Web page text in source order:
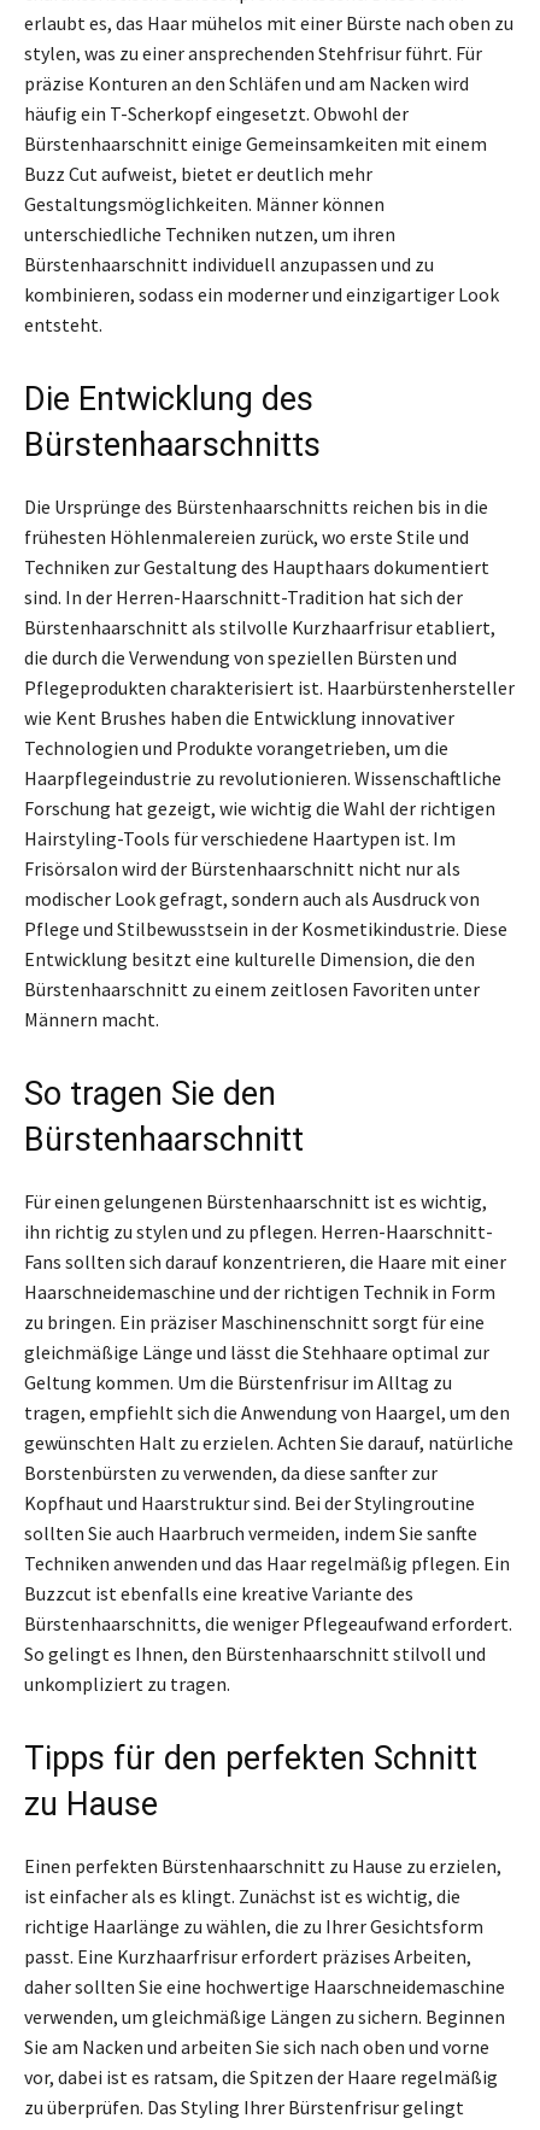
erlaubt es, das Haar mühelos mit einer Bürste nach oben zu
stylen, was zu einer ansprechenden Stehfrisur führt. Für
präzise Konturen an den Schläfen und am Nacken wird
häufig ein T-Scherkopf eingesetzt. Obwohl der
Bürstenhaarschnitt einige Gemeinsamkeiten mit einem
Buzz Cut aufweist, bietet er deutlich mehr
Gestaltungsmöglichkeiten. Männer können
unterschiedliche Techniken nutzen, um ihren
Bürstenhaarschnitt individuell anzupassen und zu
kombinieren, sodass ein moderner und einzigartiger Look
entsteht.
Die Entwicklung des
Bürstenhaarschnitts
Die Ursprünge des Bürstenhaarschnitts reichen bis in die
frühesten Höhlenmalereien zurück, wo erste Stile und
Techniken zur Gestaltung des Haupthaars dokumentiert
sind. In der Herren-Haarschnitt-Tradition hat sich der
Bürstenhaarschnitt als stilvolle Kurzhaarfrisur etabliert,
die durch die Verwendung von speziellen Bürsten und
Pflegeprodukten charakterisiert ist. Haarbürstenhersteller
wie Kent Brushes haben die Entwicklung innovativer
Technologien und Produkte vorangetrieben, um die
Haarpflegeindustrie zu revolutionieren. Wissenschaftliche
Forschung hat gezeigt, wie wichtig die Wahl der richtigen
Hairstyling-Tools für verschiedene Haartypen ist. Im
Frisörsalon wird der Bürstenhaarschnitt nicht nur als
modischer Look gefragt, sondern auch als Ausdruck von
Pflege und Stilbewusstsein in der Kosmetikindustrie. Diese
Entwicklung besitzt eine kulturelle Dimension, die den
Bürstenhaarschnitt zu einem zeitlosen Favoriten unter
Männern macht.
So tragen Sie den
Bürstenhaarschnitt
Für einen gelungenen Bürstenhaarschnitt ist es wichtig,
ihn richtig zu stylen und zu pflegen. Herren-Haarschnitt-
Fans sollten sich darauf konzentrieren, die Haare mit einer
Haarschneidemaschine und der richtigen Technik in Form
zu bringen. Ein präziser Maschinenschnitt sorgt für eine
gleichmäßige Länge und lässt die Stehhaare optimal zur
Geltung kommen. Um die Bürstenfrisur im Alltag zu
tragen, empfiehlt sich die Anwendung von Haargel, um den
gewünschten Halt zu erzielen. Achten Sie darauf, natürliche
Borstenbürsten zu verwenden, da diese sanfter zur
Kopfhaut und Haarstruktur sind. Bei der Stylingroutine
sollten Sie auch Haarbruch vermeiden, indem Sie sanfte
Techniken anwenden und das Haar regelmäßig pflegen. Ein
Buzzcut ist ebenfalls eine kreative Variante des
Bürstenhaarschnitts, die weniger Pflegeaufwand erfordert.
So gelingt es Ihnen, den Bürstenhaarschnitt stilvoll und
unkompliziert zu tragen.
Tipps für den perfekten Schnitt
zu Hause
Einen perfekten Bürstenhaarschnitt zu Hause zu erzielen,
ist einfacher als es klingt. Zunächst ist es wichtig, die
richtige Haarlänge zu wählen, die zu Ihrer Gesichtsform
passt. Eine Kurzhaarfrisur erfordert präzises Arbeiten,
daher sollten Sie eine hochwertige Haarschneidemaschine
verwenden, um gleichmäßige Längen zu sichern. Beginnen
Sie am Nacken und arbeiten Sie sich nach oben und vorne
vor, dabei ist es ratsam, die Spitzen der Haare regelmäßig
zu überprüfen. Das Styling Ihrer Bürstenfrisur gelingt